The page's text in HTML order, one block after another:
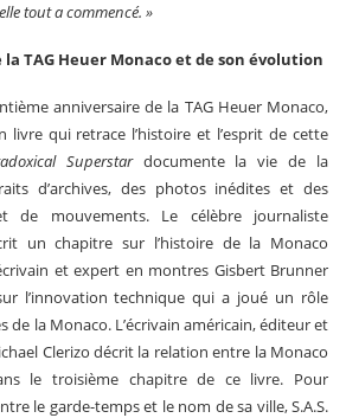
tout a commencé. »
TAG Heuer Monaco et de son évolution
anniversaire de la TAG Heuer Monaco,
livre qui retrace l’histoire et l’esprit de cette
Superstardocumente la vie de la
d’archives, des photos inédites et des
de mouvements. Le célèbre journaliste
un chapitre sur l’histoire de la Monaco
et expert en montres Gisbert Brunner
l’innovation technique qui a joué un rôle
de la Monaco. L’écrivain américain, éditeur et
Clerizo décrit la relation entre la Monaco
le troisième chapitre de ce livre. Pour
le garde-temps et le nom de sa ville, S.A.S.